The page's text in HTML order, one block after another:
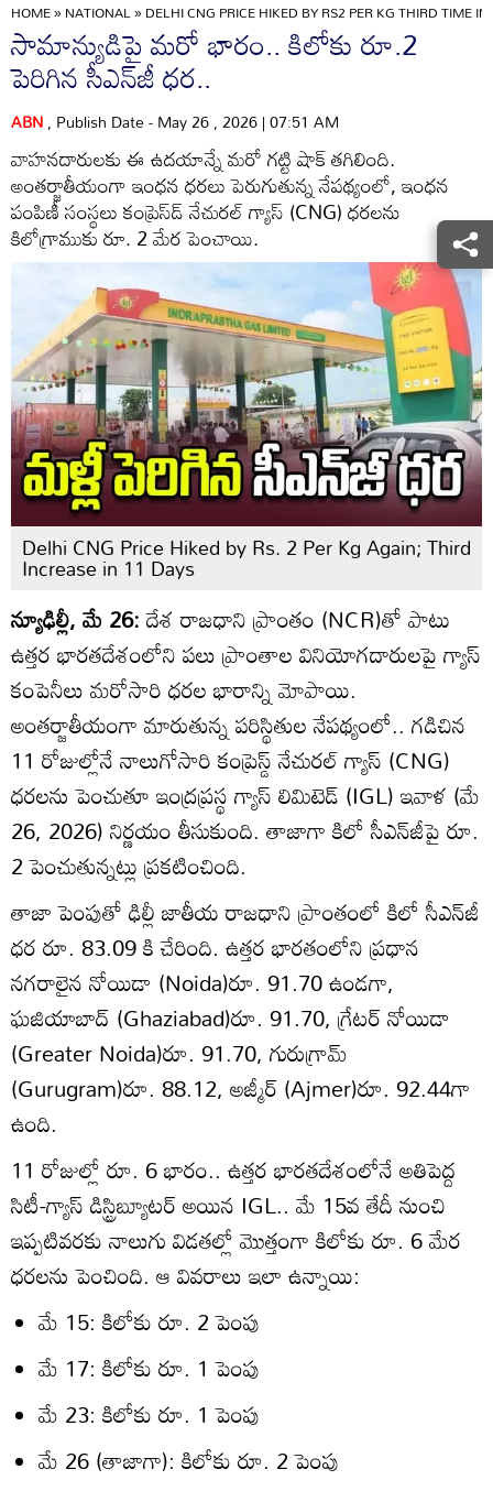
HOME»NATIONAL»DELHI CNG PRICE HIKED BY RS2 PER KG THIRD TIME
సామాన్యుడిపై మరో భారం.. కిలోకు రూ.2
పెరిగిన సీఎన్‌జీ ధర..
ABN, Publish Date - May 26 , 2026 | 07:51 AM
వాహనదారులకు ఈ ఉదయాన్నే మరో గట్టి షాక్ తగిలింది.
అంతర్జాతీయంగా ఇంధన ధరలు పెరుగుతున్న నేపథ్యంలో, ఇంధన
పంపిణీ సంస్థలు కంప్రెస్‌డ్ నేచురల్ గ్యాస్ (CNG) ధరలను
కిలోగ్రాముకు రూ. 2 మేర పెంచాయి.
Delhi CNG Price Hiked by Rs. 2 Per Kg Again; Third
Increase in 11 Days
న్యూఢిల్లీ, మే 26:దేశ రాజధాని ప్రాంతం (NCR)తో పాటు
ఉత్తర భారతదేశంలోని పలు ప్రాంతాల వినియోగదారులపై గ్యాస్
కంపెనీలు మరోసారి ధరల భారాన్ని మోపాయి.
అంతర్జాతీయంగా మారుతున్న పరిస్థితుల నేపథ్యంలో.. గడిచిన
11 రోజుల్లోనే నాలుగోసారి కంప్రెస్డ్ నేచురల్ గ్యాస్ (CNG)
ధరలను పెంచుతూ ఇంద్రప్రస్థ గ్యాస్ లిమిటెడ్ (IGL) ఇవాళ (మే
26, 2026) నిర్ణయం తీసుకుంది. తాజాగా కిలో సీఎన్‌జీపై రూ.
2 పెంచుతున్నట్లు ప్రకటించింది.
తాజా పెంపుతో ఢిల్లీ జాతీయ రాజధాని ప్రాంతంలో కిలో సీఎన్‌జీ
ధర రూ. 83.09 కి చేరింది. ఉత్తర భారతంలోని ప్రధాన
నగరాలైన నోయిడా (Noida)రూ. 91.70 ఉండగా,
ఘజియాబాద్ (Ghaziabad)రూ. 91.70, గ్రేటర్ నోయిడా
(Greater Noida)రూ. 91.70, గురుగ్రామ్
(Gurugram)రూ. 88.12, అజ్మీర్ (Ajmer)రూ. 92.44గా
ఉంది.
11 రోజుల్లో రూ. 6 భారం.. ఉత్తర భారతదేశంలోనే అతిపెద్ద
సిటీ-గ్యాస్ డిస్ట్రిబ్యూటర్ అయిన IGL.. మే 15వ తేదీ నుంచి
ఇప్పటివరకు నాలుగు విడతల్లో మొత్తంగా కిలోకు రూ. 6 మేర
ధరలను పెంచింది. ఆ వివరాలు ఇలా ఉన్నాయి:
మే 15: కిలోకు రూ. 2 పెంపు
మే 17: కిలోకు రూ. 1 పెంపు
మే 23: కిలోకు రూ. 1 పెంపు
మే 26 (తాజాగా): కిలోకు రూ. 2 పెంపు